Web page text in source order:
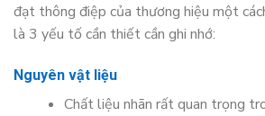
đạt thông điệp của thương hiệu một
là 3 yếu tố cần thiết cần ghi nhớ:
Nguyên vật liệu
Chất liệu nhãn rất quan trọng